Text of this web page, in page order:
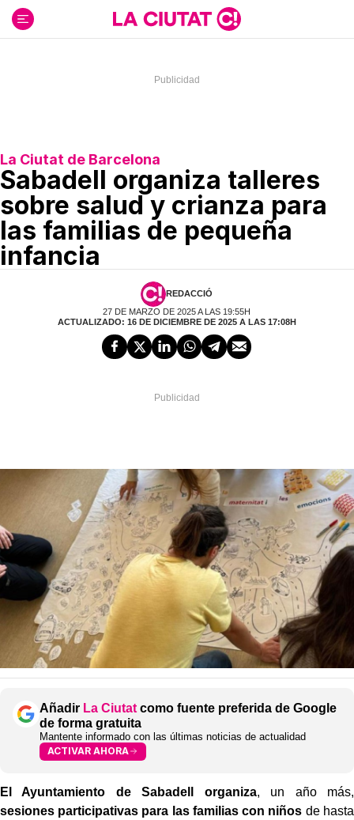
contenido
La Ciutat de Barcelona
Sabadell organiza talleres
sobre salud y crianza para
las familias de pequeña
infancia
REDACCIÓ
27 DE MARZO DE 2025 A LAS 19:55H
ACTUALIZADO: 16 DE DICIEMBRE DE 2025 A LAS 17:08H
Añadir La Ciutat como fuente preferida de Google
de forma gratuita
Mantente informado con las últimas noticias de actualidad
ACTIVAR AHORA
El Ayuntamiento de Sabadell organiza, un año más,
sesiones participativas para las familias con niños de hasta